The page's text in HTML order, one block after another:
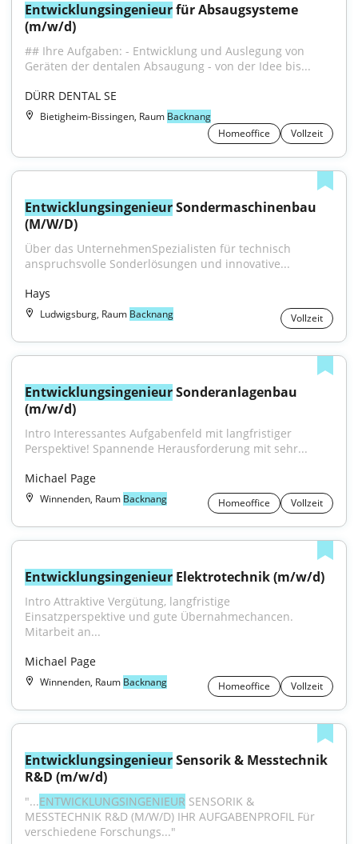
Entwicklungsingenieur für Absaugsysteme
(m/w/d)
## Ihre Aufgaben: - Entwicklung und Auslegung von
Geräten der dentalen Absaugung - von der Idee bis...
DÜRR DENTAL SE
Bietigheim-Bissingen, Raum Backnang
Homeoffice
Vollzeit
Entwicklungsingenieur Sondermaschinenbau
(M/W/D)
Über das UnternehmenSpezialisten für technisch
anspruchsvolle Sonderlösungen und innovative...
Hays
Ludwigsburg, Raum Backnang Vollzeit
Entwicklungsingenieur Sonderanlagenbau
(m/w/d)
Intro Interessantes Aufgabenfeld mit langfristiger
Perspektive! Spannende Herausforderung mit sehr...
Michael Page
Winnenden, Raum Backnang Homeoffice Vollzeit
Entwicklungsingenieur Elektrotechnik (m/w/d)
Intro Attraktive Vergütung, langfristige
Einsatzperspektive und gute Übernahmechancen.
Mitarbeit an...
Michael Page
Winnenden, Raum Backnang Homeoffice Vollzeit
Entwicklungsingenieur Sensorik & Messtechnik
R&D (m/w/d)
"...ENTWICKLUNGSINGENIEUR SENSORIK &
MESSTECHNIK R&D (M/W/D) IHR AUFGABENPROFIL Für
verschiedene Forschungs..."